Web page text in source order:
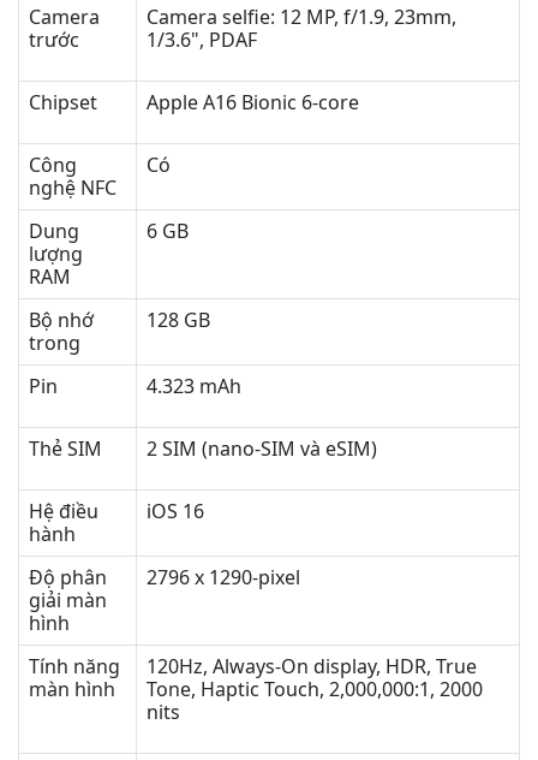
Camera
trước
Camera selfie: 12 MP, f/1.9, 23mm,
1/3.6", PDAF
Chipset Apple A16 Bionic 6-core
Công
nghệ NFC
Có
Dung
lượng
RAM
6 GB
Bộ nhớ
trong
128 GB
Pin 4.323 mAh
Thẻ SIM 2 SIM (nano‑SIM và eSIM)
Hệ điều
hành
iOS 16
Độ phân
giải màn
hình
2796 x 1290-pixel
Tính năng
màn hình
120Hz, Always-On display, HDR, True
Tone, Haptic Touch, 2,000,000:1, 2000
nits